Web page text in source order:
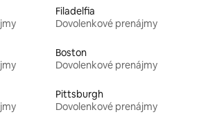
Filadelfia
Dovolenkové prenájmy
Boston
Dovolenkové prenájmy
Pittsburgh
Dovolenkové prenájmy